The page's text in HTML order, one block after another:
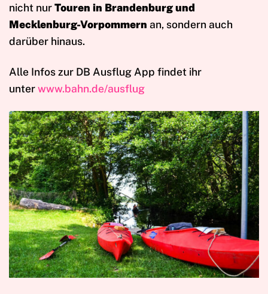
nicht nurTouren in Brandenburg und
Mecklenburg-Vorpommern an, sondern auch
darüber hinaus.
Alle Infos zur DB Ausflug App findet ihr
unterwww.bahn.de/ausflug